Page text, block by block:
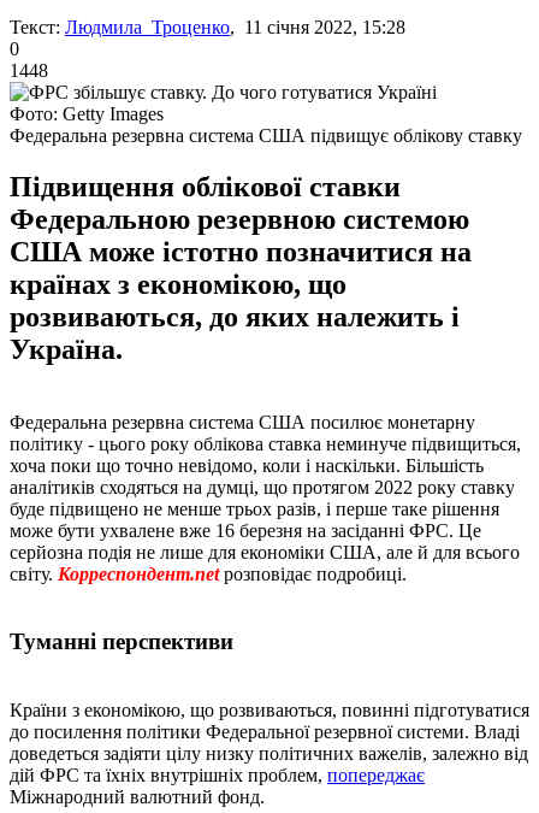
Текст: Людмила Троценко, 11 січня 2022, 15:28
0
1448
Фото: Getty Images
Федеральна резервна система США підвищує облікову ставку
Підвищення облікової ставки
Федеральною резервною системою
США може істотно позначитися на
країнах з економікою, що
розвиваються, до яких належить і
Україна.
Федеральна резервна система США посилює монетарну
політику - цього року облікова ставка неминуче підвищиться,
хоча поки що точно невідомо, коли і наскільки. Більшість
аналітиків сходяться на думці, що протягом 2022 року ставку
буде підвищено не менше трьох разів, і перше таке рішення
може бути ухвалене вже 16 березня на засіданні ФРС. Це
серйозна подія не лише для економіки США, але й для всього
світу. Корреспондент.netрозповідає подробиці.
Туманні перспективи
Країни з економікою, що розвиваються, повинні підготуватися
до посилення політики Федеральної резервної системи. Владі
доведеться задіяти цілу низку політичних важелів, залежно від
дій ФРС та їхніх внутрішніх проблем, попереджає
Міжнародний валютний фонд.